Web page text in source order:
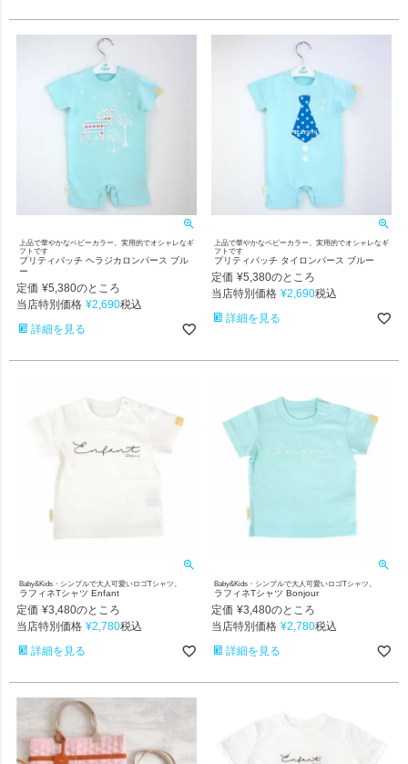
上品で華やかなベビーカラー。実用的でオシャレなギ
フトです
プリティパッチ ヘラジカロンパース ブル
ー
定価 ¥5,380のところ
当店特別価格 ¥2,690税込
詳細を見る
上品で華やかなベビーカラー。実用的でオシャレなギ
フトです
プリティパッチ タイロンパース ブルー
定価 ¥5,380のところ
当店特別価格 ¥2,690税込
詳細を見る
Baby&Kids・シンプルで大人可愛いロゴTシャツ。
ラフィネTシャツ Enfant
定価 ¥3,480のところ
当店特別価格 ¥2,780税込
詳細を見る
Baby&Kids・シンプルで大人可愛いロゴTシャツ。
ラフィネTシャツ Bonjour
定価 ¥3,480のところ
当店特別価格 ¥2,780税込
詳細を見る